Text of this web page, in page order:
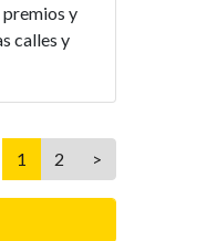
y
calles y
1 2 >